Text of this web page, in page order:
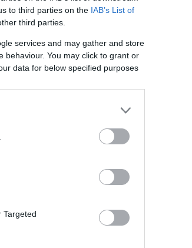
to third parties on the IAB’s List of
third parties.
services and may gather and store
behaviour. You may click to grant or
data for below specified purposes
Targeted
2025
2025
25 Φεβρουαρίου 2025
2025
2025
όπως το ΔημόσιοτηνΤρίτη 25
Ασφαλείας και
καταβληθούν όπως στο